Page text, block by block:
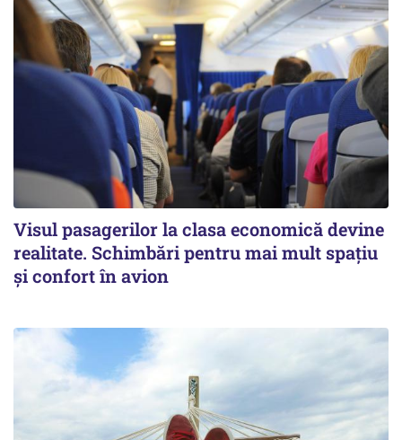
Visul pasagerilor la clasa economică devine
realitate. Schimbări pentru mai mult spațiu
și confort în avion